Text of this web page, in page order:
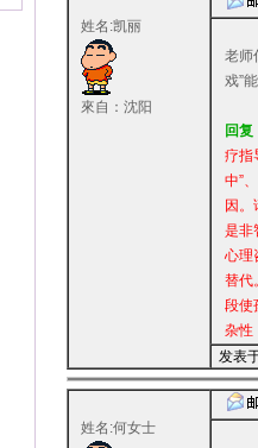
姓名:凯丽
來自：沈阳
老师
戏”
回复
疗指
中”
因
是非
心理
替代
段使
杂性
发表
姓名:何女士